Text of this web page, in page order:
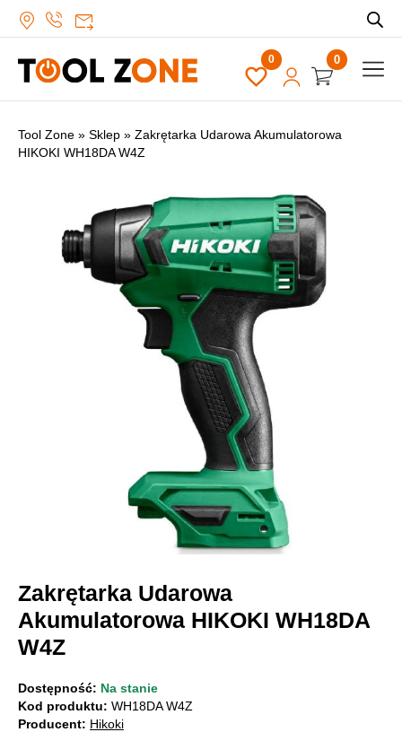
0
Tool Zone » Sklep » Zakrętarka Udarowa Akumulatorowa
HIKOKI WH18DA W4Z
Zakrętarka Udarowa
Akumulatorowa HIKOKI WH18DA
W4Z
Dostępność: Na stanie
Kod produktu: WH18DA W4Z
Producent: Hikoki